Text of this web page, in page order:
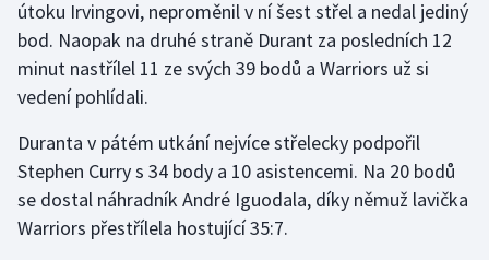
Stolní tenis
Triatlon
Vodní slalom
Volejbal
útoku Irvingovi, neproměnil v ní šest střel a nedal jediný
bod. Naopak na druhé straně Durant za posledních 12
minut nastřílel 11 ze svých 39 bodů a Warriors už si
vedení pohlídali.
Duranta v pátém utkání nejvíce střelecky podpořil
Stephen Curry s 34 body a 10 asistencemi. Na 20 bodů
se dostal náhradník André Iguodala, díky němuž lavička
Warriors přestřílela hostující 35:7.